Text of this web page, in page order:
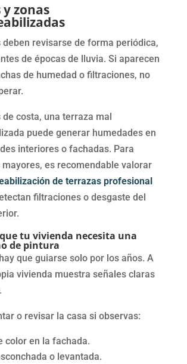
zonas
deben revisarse de forma periódica,
de épocas de lluvia. Si aparecen
de humedad o filtraciones, no
de costa, una terraza mal
puede generar humedades en
interiores o fachadas. Para
es recomendable valorar
de terrazas profesional
filtraciones o desgaste del
tu vivienda necesita una
de pintura
que guiarse solo por los años. A
vivienda muestra señales claras
o revisar la casa si observas:
color en la fachada.
o levantada.